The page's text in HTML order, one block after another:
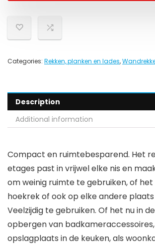
Categories: Rekken, planken en lades,
Description
Additional information
Compact en ruimtebesparend. Het
etages past in vrijwel elke nis en
om weinig ruimte te gebruiken, of het
hoekrek of ook op elke andere plaats
Veelzijdig te gebruiken. Of het nu in
opbergen van
opslagplaats in de keuken, als